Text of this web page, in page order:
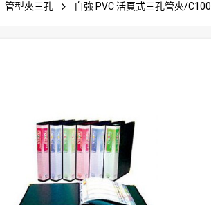
管型夾三孔 自強 PVC 活頁式三孔管夾/C100